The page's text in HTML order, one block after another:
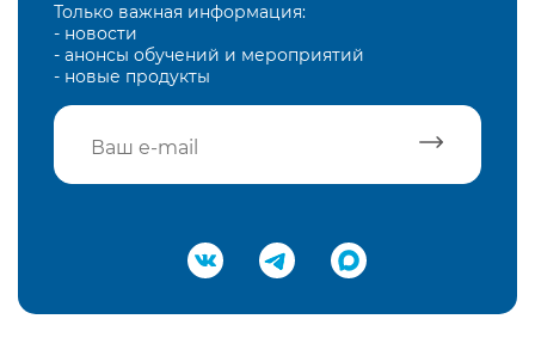
Только важная информация:
- новости
- анонсы обучений и мероприятий
- новые продукты
Подтвердить e-mail